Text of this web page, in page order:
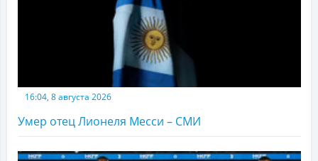
16:04, 8 августа 2026
Умер отец Лионеля Месси – СМИ